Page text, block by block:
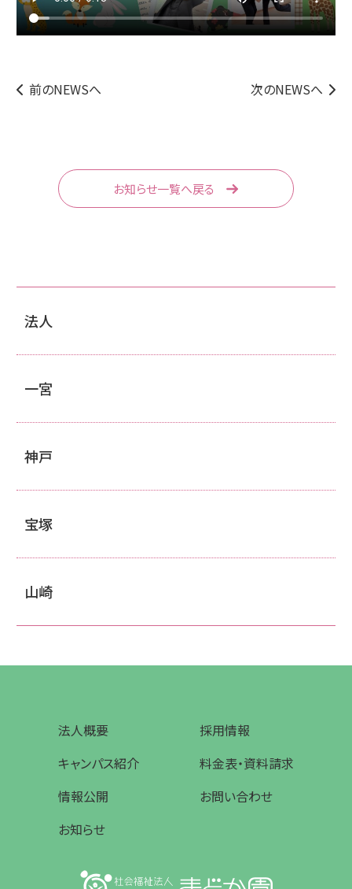
前のNEWSへ 次のNEWSへ
お知らせ一覧へ戻る
法人
一宮
神戸
宝塚
山崎
法人概要
キャンパス紹介
情報公開
お知らせ
採用情報
料金表・資料請求
お問い合わせ